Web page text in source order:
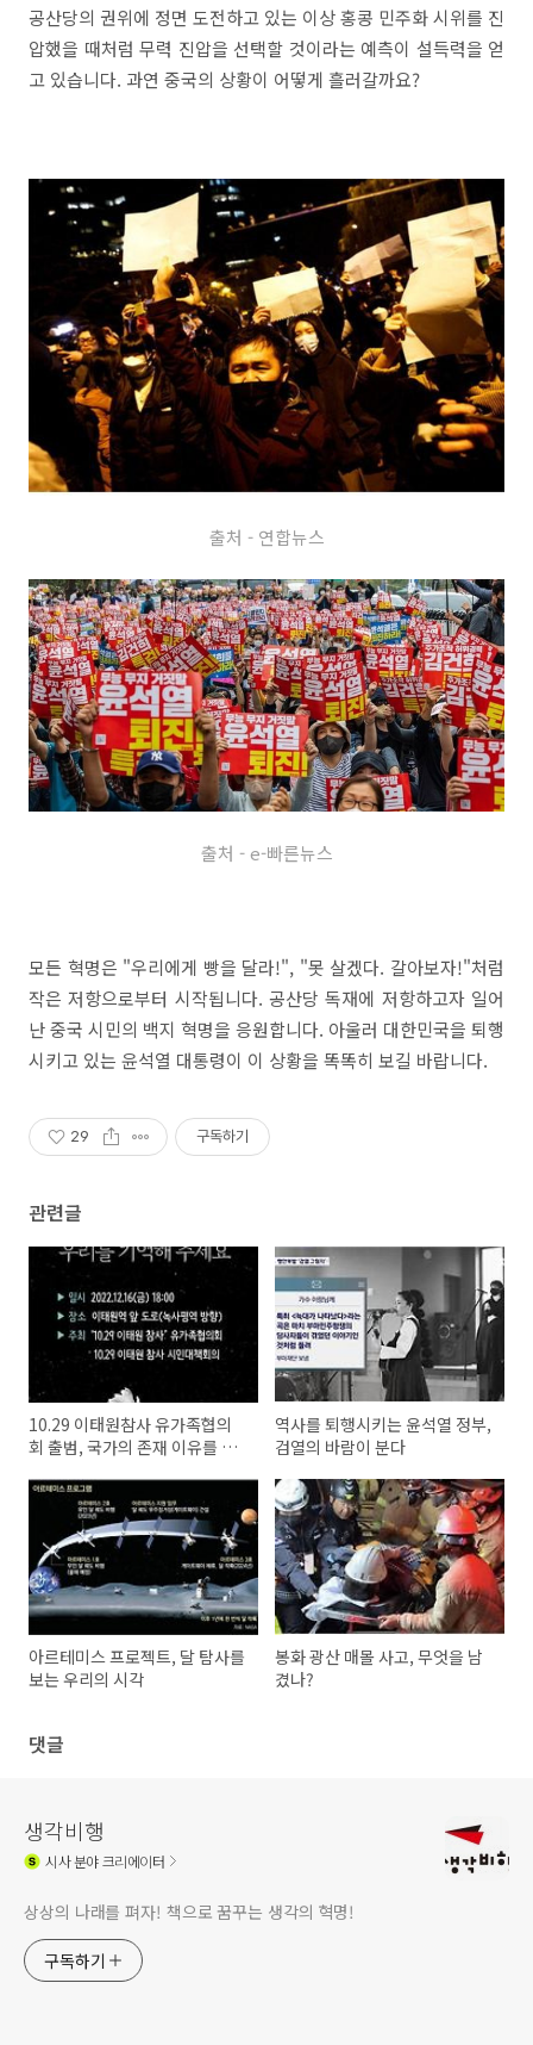
공산당의 권위에 정면 도전하고 있는 이상 홍콩 민주화 시위를 진
압했을 때처럼 무력 진압을 선택할 것이라는 예측이 설득력을 얻
고 있습니다. 과연 중국의 상황이 어떻게 흘러갈까요?
출처 - 연합뉴스
출처 - e-빠른뉴스
모든 혁명은 "우리에게 빵을 달라!", "못 살겠다. 갈아보자!"처럼
작은 저항으로부터 시작됩니다. 공산당 독재에 저항하고자 일어
난 중국 시민의 백지 혁명을 응원합니다. 아울러 대한민국을 퇴행
시키고 있는 윤석열 대통령이 이 상황을 똑똑히 보길 바랍니다.
29 구독하기
관련글
10.29 이태원참사 유가족협의
회 출범, 국가의 존재 이유를 묻
역사를 퇴행시키는 윤석열 정부,
검열의 바람이 분다
아르테미스 프로젝트, 달 탐사를
보는 우리의 시각
봉화 광산 매몰 사고, 무엇을 남
겼나?
댓글
생각비행
시사분야 크리에이터
상상의 나래를 펴자! 책으로 꿈꾸는 생각의 혁명!
구독하기